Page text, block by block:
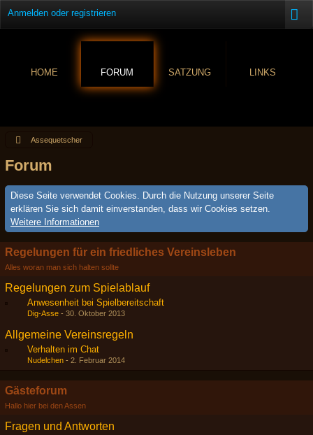
Anmelden oder registrieren
HOME FORUM SATZUNG LINKS
Assequetscher
Forum
Diese Seite verwendet Cookies. Durch die Nutzung unserer Seite
erklären Sie sich damit einverstanden, dass wir Cookies setzen.
Weitere Informationen
Regelungen für ein friedliches Vereinsleben
Alles woran man sich halten sollte
Regelungen zum Spielablauf
Anwesenheit bei Spielbereitschaft
Dig-Asse - 30. Oktober 2013
Allgemeine Vereinsregeln
Verhalten im Chat
Nudelchen - 2. Februar 2014
Gästeforum
Hallo hier bei den Assen
Fragen und Antworten